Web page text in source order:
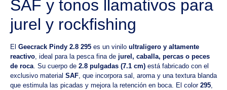
SAF y tonos llamativos para
jurel y rockfishing
El Geecrack Pindy 2.8 295 es un vinilo ultraligero y altamente
reactivo, ideal para la pesca fina de jurel, caballa, percas o peces
de roca. Su cuerpo de 2.8 pulgadas (7.1 cm) está fabricado con el
exclusivo material SAF, que incorpora sal, aroma y una textura blanda
que estimula las picadas y mejora la retención en boca. El color 295,